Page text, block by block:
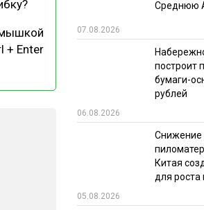
ИТОГИ МЕРОПРИЯТИЙ
+ Enter
Среднюю
07.08.2026
построит
бумаги-
рублей
06.08.2026
Снижение
Китая
для роста
05.08.2026